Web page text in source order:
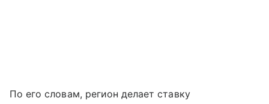
По его словам, регион делает ставку